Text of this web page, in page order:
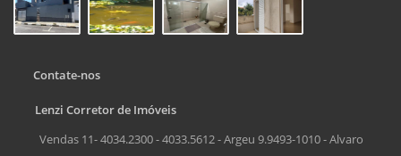
Contate-nos
Lenzi Corretor de Imóveis
Vendas 11- 4034.2300 - 4033.5612 - Argeu 9.9493-1010 - Alvaro